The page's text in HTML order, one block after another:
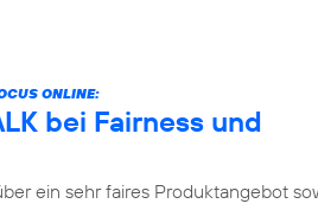
ONLINE:
bei Fairness und
ein sehr faires Produktangebot